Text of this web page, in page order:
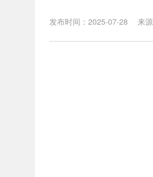
发布时间：2025-07-28 来